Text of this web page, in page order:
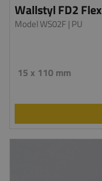
Wallstyl FD2 Flex
Model WS02F | PU
15 x 110 mm